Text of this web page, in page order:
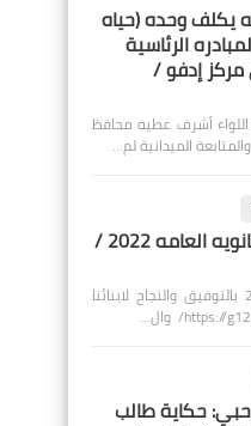
يكلف وحده (حياه
الرئاسية
مركز إدفو /
أشرف عطيه محافظ
الميدانية لم…
لمعرفة نتيجة الثانويه العامه 2022 /
ل معرفة نتيجة الثانويه العامه 2022 بالتوفيق والنجاح لابنائنا
حكاية طالب